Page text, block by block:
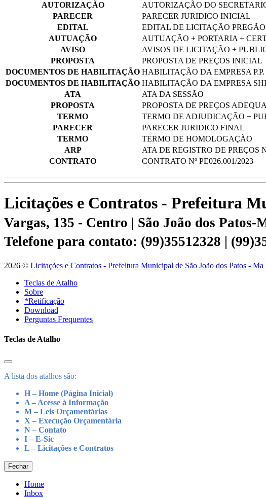
AUTORIZAÇÃO
AUTORIZAÇÃO DO
PARECER
PARECER JURIDICO INICIAL
EDITAL
EDITAL DE LICITAÇÃO PREGÃO
AUTUAÇÃO
AUTUAÇÃO + PORTARIA +
AVISO
AVISOS DE LICITAÇÃO +
PROPOSTA
PROPOSTA DE PREÇOS INICIAL
DOCUMENTOS DE HABILITAÇÃO HABILITAÇÃO DA EMPRESA
DOCUMENTOS DE HABILITAÇÃO HABILITAÇÃO DA EMPRESA
ATA
ATA DA SESSÃO
PROPOSTA
PROPOSTA DE PREÇOS
TERMO
TERMO DE ADJUDICAÇÃO +
PARECER
PARECER JURIDICO FINAL
TERMO
TERMO DE HOMOLOGAÇÃO
ARP
ATA DE REGISTRO DE PREÇOS
CONTRATO
CONTRATO Nº PE026.001/2023
Licitações e Contratos - Prefeitura
Vargas, 135 - Centro | São João dos Patos-
Telefone para contato: (99)35512328 |
2026 © Licitações e Contratos - Prefeitura Municipal de São João dos Patos - Ma
Teclas de Atalho
Sobre
*Retificação
Download
Perguntas Frequentes
Teclas de Atalho
A lista dos atalhos são:
H – Home (Página Inicial)
A – Acesse à Informação
M – Leis Orçamentárias
X – Execução Orçamentária
N – Contato
I – E-Sic
L – Licitações e Contratos
Fechar
Home
Inbox